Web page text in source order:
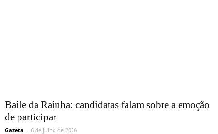
Baile da Rainha: candidatas falam sobre a emoção
de participar
Gazeta - 6 de julho de 2026